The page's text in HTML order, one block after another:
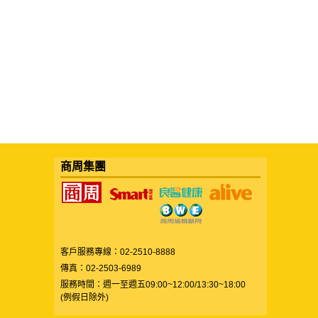
商周集團
客戶服務專線：02-2510-8888
傳真：02-2503-6989
服務時間：週一至週五09:00~12:00/13:30~18:00
(例假日除外)